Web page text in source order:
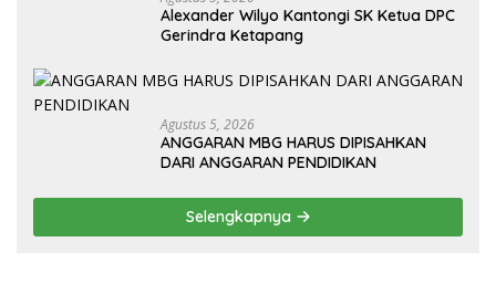
Alexander Wilyo Kantongi SK Ketua DPC
Gerindra Ketapang
Agustus 5, 2026
ANGGARAN MBG HARUS DIPISAHKAN
DARI ANGGARAN PENDIDIKAN
Selengkapnya